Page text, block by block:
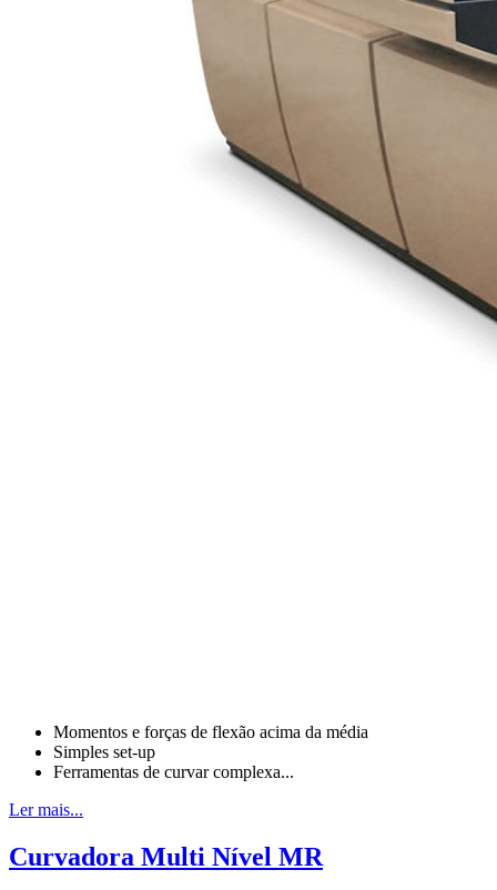
Momentos e forças de flexão acima da média
Simples set-up
Ferramentas de curvar complexa...
Ler mais...
Curvadora Multi Nível MR